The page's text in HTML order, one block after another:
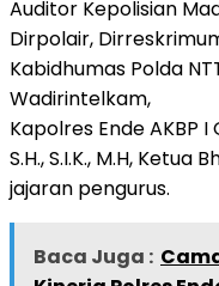
Auditor Kepolisian
Dirpolair,
Kabidhumas Polda
Wadirintelkam,
Kapolres Ende AKBP
S.H., S.I.K., M.H,
jajaran pengurus.
Baca Juga :